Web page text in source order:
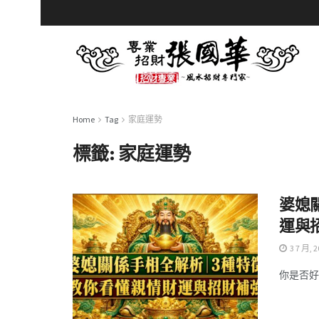
Home Tag 家庭運勢
標籤: 家庭運勢
婆媳
運與
3 7 月,
你是否